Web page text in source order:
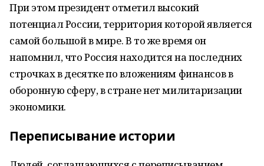
При этом президент отметил высокий
потенциал России, территория которой является
самой большой в мире. В то же время он
напомнил, что Россия находится на последних
строчках в десятке по вложениям финансов в
оборонную сферу, в стране нет милитаризации
экономики.
Переписывание истории